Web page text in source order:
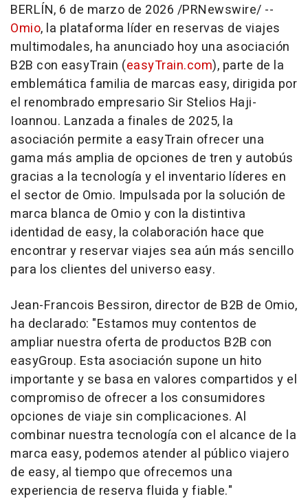
BERLÍN, 6 de marzo de 2026 /PRNewswire/ --
Omio, la plataforma líder en reservas de viajes
multimodales, ha anunciado hoy una asociación
B2B con easyTrain (easyTrain.com), parte de la
emblemática familia de marcas easy, dirigida por
el renombrado empresario Sir Stelios Haji-
Ioannou. Lanzada a finales de 2025, la
asociación permite a easyTrain ofrecer una
gama más amplia de opciones de tren y autobús
gracias a la tecnología y el inventario líderes en
el sector de Omio. Impulsada por la solución de
marca blanca de Omio y con la distintiva
identidad de easy, la colaboración hace que
encontrar y reservar viajes sea aún más sencillo
para los clientes del universo easy.
Jean-Francois Bessiron, director de B2B de Omio,
ha declarado: "Estamos muy contentos de
ampliar nuestra oferta de productos B2B con
easyGroup. Esta asociación supone un hito
importante y se basa en valores compartidos y el
compromiso de ofrecer a los consumidores
opciones de viaje sin complicaciones. Al
combinar nuestra tecnología con el alcance de la
marca easy, podemos atender al público viajero
de easy, al tiempo que ofrecemos una
experiencia de reserva fluida y fiable."